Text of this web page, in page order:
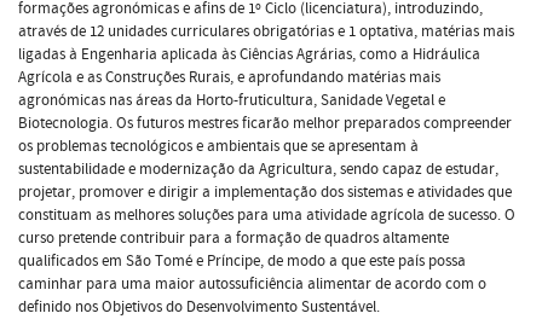
formações agronómicas e afins de 1º Ciclo (licenciatura), introduzindo,
através de 12 unidades curriculares obrigatórias e 1 optativa, matérias mais
ligadas à Engenharia aplicada às Ciências Agrárias, como a Hidráulica
Agrícola e as Construções Rurais, e aprofundando matérias mais
agronómicas nas áreas da Horto-fruticultura, Sanidade Vegetal e
Biotecnologia. Os futuros mestres ficarão melhor preparados compreender
os problemas tecnológicos e ambientais que se apresentam à
sustentabilidade e modernização da Agricultura, sendo capaz de estudar,
projetar, promover e dirigir a implementação dos sistemas e atividades que
constituam as melhores soluções para uma atividade agrícola de sucesso. O
curso pretende contribuir para a formação de quadros altamente
qualificados em São Tomé e Príncipe, de modo a que este país possa
caminhar para uma maior autossuficiência alimentar de acordo com o
definido nos Objetivos do Desenvolvimento Sustentável.